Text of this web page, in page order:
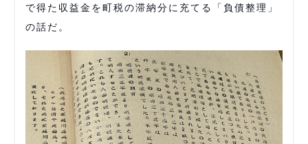
で得た収益金を町税の滞納分に充てる「負債整理」
の話だ。